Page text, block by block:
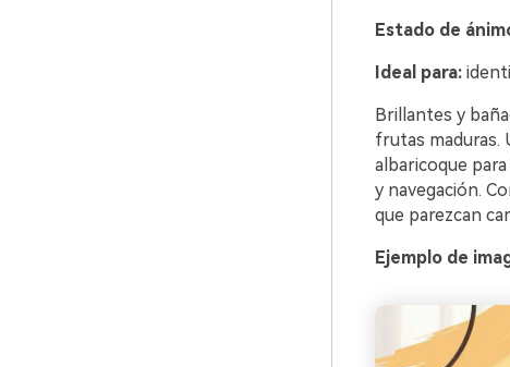
Estado de
Ideal para:
Brillantes y
frutas maduras.
albaricoque
y navegación.
que parezcan
Ejemplo de